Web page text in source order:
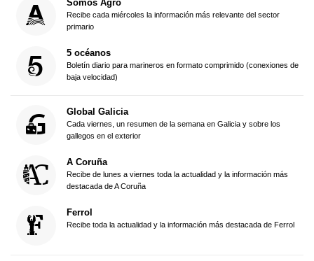
Somos Agro
Recibe cada miércoles la información más relevante del sector
primario
5 océanos
Boletín diario para marineros en formato comprimido (conexiones de
baja velocidad)
Global Galicia
Cada viernes, un resumen de la semana en Galicia y sobre los
gallegos en el exterior
A Coruña
Recibe de lunes a viernes toda la actualidad y la información más
destacada de A Coruña
Ferrol
Recibe toda la actualidad y la información más destacada de Ferrol